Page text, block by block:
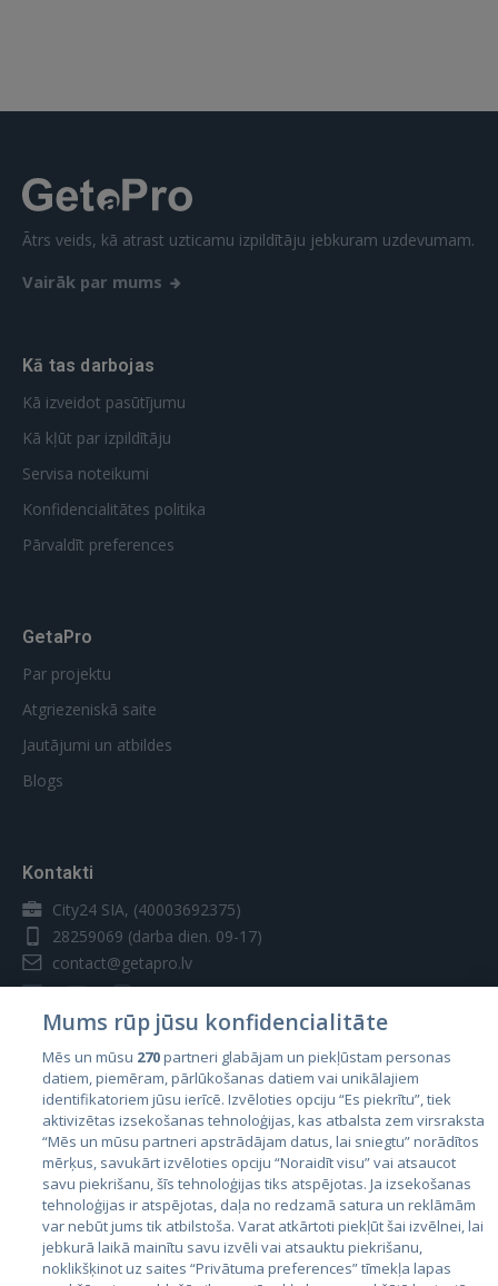
Ātrs veids, kā atrast uzticamu izpildītāju jebkuram uzdevumam.
Vairāk par mums
Kā tas darbojas
Kā izveidot pasūtījumu
Kā kļūt par izpildītāju
Servisa noteikumi
Konfidencialitātes politika
Pārvaldīt preferences
GetaPro
Par projektu
Atgriezeniskā saite
Jautājumi un atbildes
Blogs
Kontakti
City24 SIA, (40003692375)
28259069 (darba dien. 09-17)
contact@getapro.lv
Valstis
Igaunija
Latvija
Lietuva
Mums rūp jūsu konfidencialitāte
Mēs un mūsu 270partneri glabājam un piekļūstam personas
datiem, piemēram, pārlūkošanas datiem vai unikālajiem
identifikatoriem jūsu ierīcē. Izvēloties opciju “Es piekrītu”, tiek
aktivizētas izsekošanas tehnoloģijas, kas atbalsta zem virsraksta
“Mēs un mūsu partneri apstrādājam datus, lai sniegtu” norādītos
mērķus, savukārt izvēloties opciju “Noraidīt visu” vai atsaucot
savu piekrišanu, šīs tehnoloģijas tiks atspējotas. Ja izsekošanas
tehnoloģijas ir atspējotas, daļa no redzamā satura un reklāmām
var nebūt jums tik atbilstoša. Varat atkārtoti piekļūt šai izvēlnei, lai
jebkurā laikā mainītu savu izvēli vai atsauktu piekrišanu,
noklikšķinot uz saites “Privātuma preferences” tīmekļa lapas